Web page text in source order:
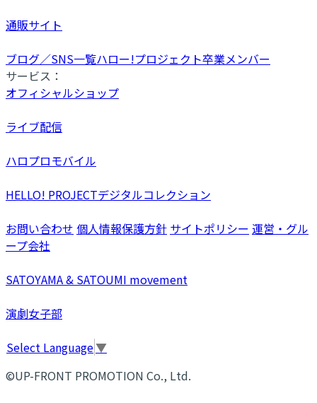
通販サイト
ブログ／SNS一覧ハロー!プロジェクト卒業メンバー
サービス：
オフィシャルショップ
ライブ配信
ハロプロモバイル
HELLO! PROJECTデジタルコレクション
お問い合わせ 個人情報保護方針 サイトポリシー 運営・グル
ープ会社
SATOYAMA & SATOUMI movement
演劇女子部
Select Language▼
©UP-FRONT PROMOTION Co., Ltd.